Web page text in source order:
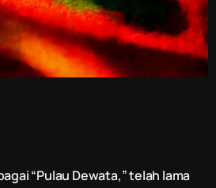
“Pulau Dewata,” telah lama